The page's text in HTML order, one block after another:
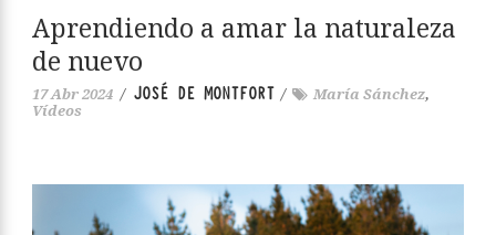
Aprendiendo a amar la naturaleza
de nuevo
17 Abr 2024 / JOSÉ DE MONTFORT / María Sánchez,
Vídeos